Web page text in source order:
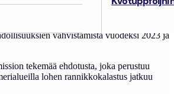
vahvistamista vuodeksi 2023 ja
tekemää ehdotusta, joka perustuu
lohen rannikkokalastus jatkuu